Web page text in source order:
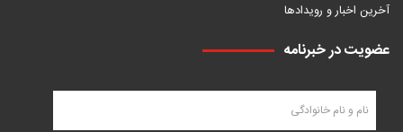
آخرین اخبار و رویدادها
عضویت در خبرنامه